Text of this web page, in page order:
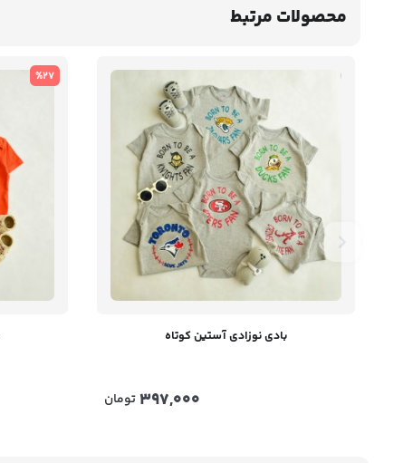
محصولات مرتبط
بادی نوزادی آستین کوتاه
397,000 تومان
%27